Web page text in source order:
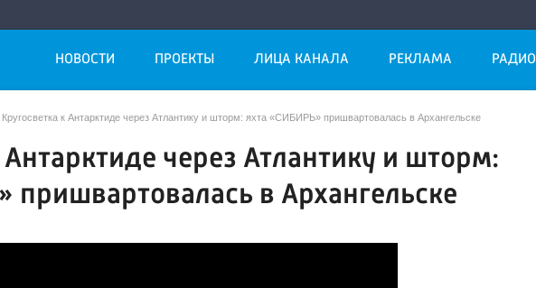
НОВОСТИ ПРОЕКТЫ ЛИЦА КАНАЛА РЕКЛАМА РАДИО
Кругосветка к Антарктиде через Атлантику и шторм: яхта «СИБИРЬ» пришвартовалась в Архангельске
Антарктиде через Атлантику и шторм:
пришвартовалась в Архангельске